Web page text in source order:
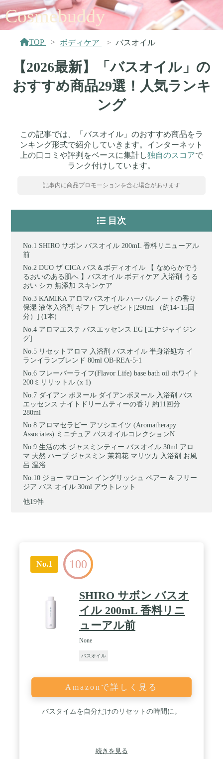
Cosmebuddy
TOP ボディケア バスオイル
【2026最新】「バスオイル」の
おすすめ商品29選！人気ランキ
ング
この記事では、「バスオイル」のおすすめ商品をラ
ンキング形式で紹介していきます。インターネット
上の口コミや評判をベースに集計し独自のスコアで
ランク付けしています。
記事内に商品プロモーションを含む場合があります
目次
SHIRO サボン バスオイル 200mL 香料リニューアル
前
DUO ザ CICA バス＆ボディオイル 【 なめらかでう
るおいのある肌へ 】バスオイル ボディケア 入浴剤 うる
おい シカ 無添加 スキンケア
KAMIKA アロマバスオイル ハーバルノートの香り
保湿 液体入浴剤 ギフト プレゼント[290ml （約14~15回
分）] (1本)
アロマエステ バスエッセンス EG [エナジャイジン
グ]
リセットアロマ 入浴剤 バスオイル 半身浴処方 イ
ランイランブレンド 80ml OB-REA-5-1
フレーバーライフ(Flavor Life) base bath oil ホワイト
200ミリリットル (x 1)
ダイアン ボヌール ダイアンボヌール 入浴剤 バス
エッセンス ナイトドリームティーの香り 約11回分
280ml
アロマセラピー アソシエイツ (Aromatherapy
Associates) ミニチュア バスオイルコレクションN
生活の木 ジャスミンティー バスオイル 30ml アロ
マ 天然 ハーブ ジャスミン 茉莉花 マリツカ 入浴剤 お風
呂 温浴
ジョー マローン イングリッシュ ペアー & フリー
ジア バス オイル 30ml アウトレット
他19件
No.1 100
SHIRO サボン バスオ
イル 200mL 香料リニ
ューアル前
None
バスオイル
Amazonで詳しく見る
バスタイムを自分だけのリセットの時間に。
続きを見る